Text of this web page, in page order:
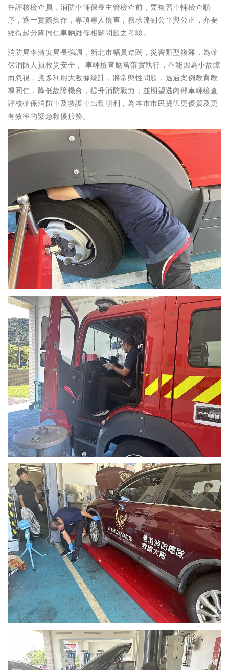
任評核檢查員，消防車輛保養主管檢查前，要複習車輛檢查順
序，逐一實際操作，專項專人檢查，務求達到公平與公正，亦要
經得起分隊同仁車輛維修相關問題之考驗。
消防局李清安局長強調，新北市幅員遼闊，災害類型複雜，為確
保消防人員救災安全， 車輛檢查應當落實執行，不能因為小故障
而忽視，應多利用大數據統計，將常態性問題，透過案例教育教
導同仁，降低故障機會，提升消防戰力；並期望透內部車輛檢查
評核確保消防車及救護車出勤順利，為本市市民提供更優質及更
有效率的緊急救援服務。